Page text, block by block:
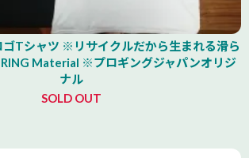
ゴTシャツ ※リサイクルだから生まれる滑ら
Material ※プロギングジャパンオリジ
ナル
SOLD OUT